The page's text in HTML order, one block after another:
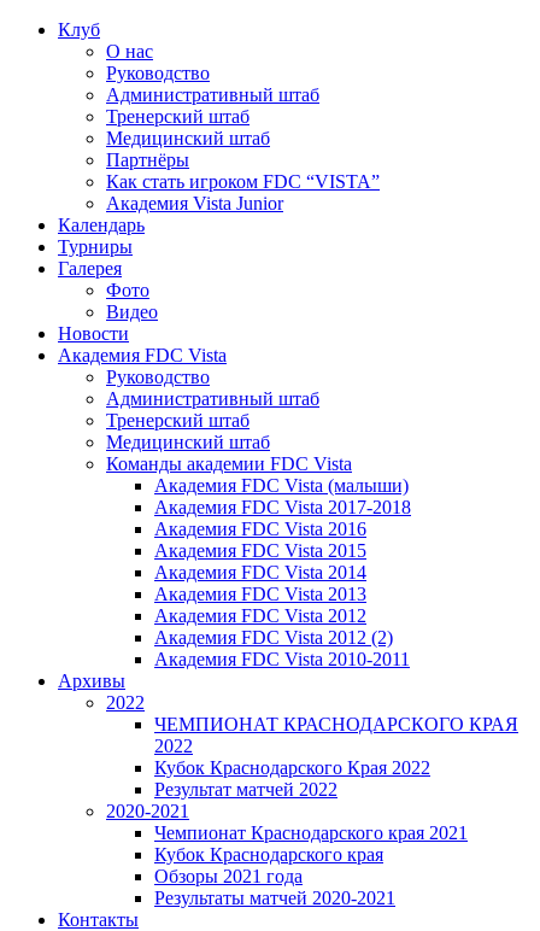
Клуб
О нас
Руководство
Административный штаб
Тренерский штаб
Медицинский штаб
Партнёры
Как стать игроком FDC “VISTA”
Академия Vista Junior
Календарь
Турниры
Галерея
Фото
Видео
Новости
Академия FDC Vista
Руководство
Административный штаб
Тренерский штаб
Медицинский штаб
Команды академии FDC Vista
Академия FDC Vista (малыши)
Академия FDC Vista 2017-2018
Академия FDC Vista 2016
Академия FDC Vista 2015
Академия FDC Vista 2014
Академия FDC Vista 2013
Академия FDC Vista 2012
Академия FDC Vista 2012 (2)
Академия FDC Vista 2010-2011
Архивы
2022
ЧЕМПИОНАТ КРАСНОДАРСКОГО КРАЯ
2022
Кубок Краснодарского Края 2022
Результат матчей 2022
2020-2021
Чемпионат Краснодарского края 2021
Кубок Краснодарского края
Обзоры 2021 года
Результаты матчей 2020-2021
Контакты